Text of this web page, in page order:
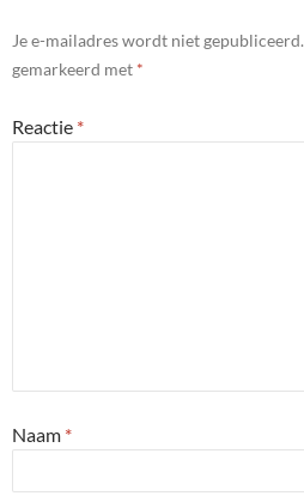
Je e-mailadres wordt niet gepubliceerd.
gemarkeerd met *
Reactie *
Naam *